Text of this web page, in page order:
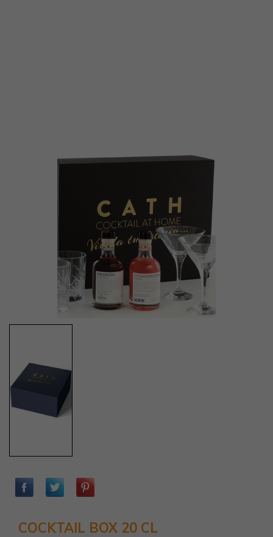
COCKTAIL BOX 20 CL